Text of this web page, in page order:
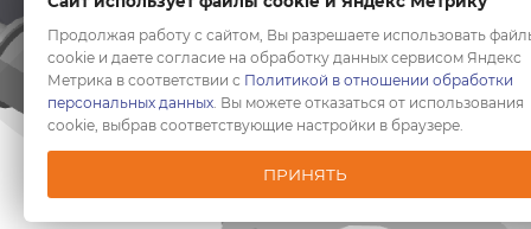
Продолжая работу с сайтом, Вы разрешаете использовать
cookie и даете согласие на обработку данных сервисом Яндекс
Метрика в соответствии с Политикой в отношении обработки
персональных данных. Вы можете отказаться от использования
cookie, выбрав соответствующие настройки в браузере.
ПРИНЯТЬ